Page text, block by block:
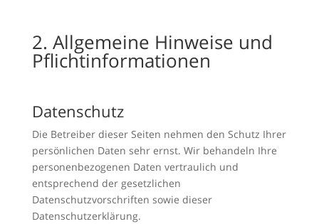
2. Allgemeine Hinweise und
Pflichtinformationen
Datenschutz
Die Betreiber dieser Seiten nehmen den Schutz Ihrer
persönlichen Daten sehr ernst. Wir behandeln Ihre
personenbezogenen Daten vertraulich und
entsprechend der gesetzlichen
Datenschutzvorschriften sowie dieser
Datenschutzerklärung.